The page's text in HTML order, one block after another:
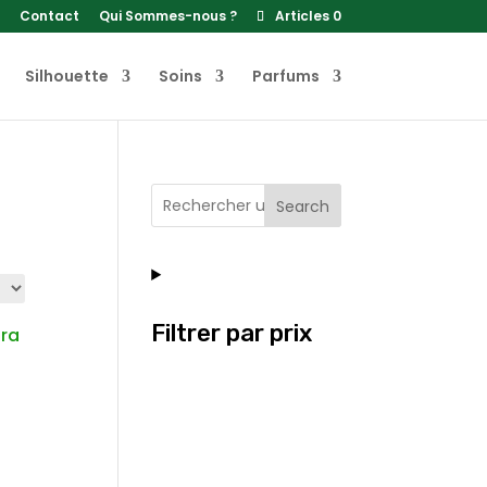
Contact Qui Sommes-nous ? Articles 0
Silhouette Soins Parfums
Search
Filtrer par prix